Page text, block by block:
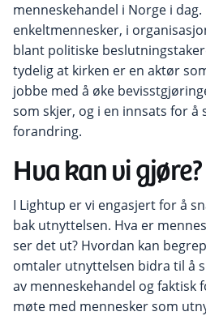
menneskehandel i Norge i
enkeltmennesker, i
blant politiske
tydelig at kirken er en aktør
jobbe med å øke
som skjer, og i en innsats for å
forandring.
Hva kan vi gjøre?
I Lightup er vi engasjert for å
bak utnyttelsen. Hva er
ser det ut? Hvordan kan
omtaler utnyttelsen bidra til å
av menneskehandel og faktisk
møte med mennesker som